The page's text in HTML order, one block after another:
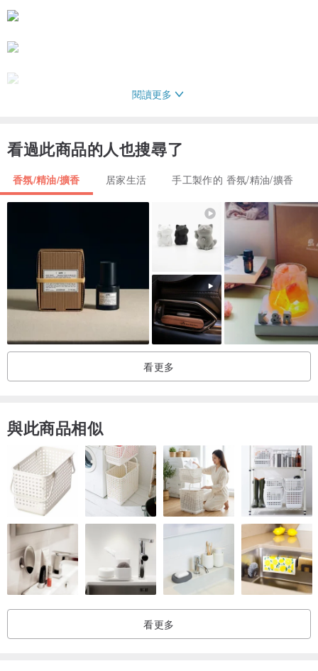
＿＿＿＿＿＿＿＿＿＿＿＿＿＿＿＿＿＿＿＿＿＿＿＿＿＿＿＿＿＿
Pavaruni帕華洛尼網路授權經銷商
Pavaruni品牌故事｜Brand story
『Pavaruni美國帕華洛尼』(America Pavaruni International Trade
Global Group Co Limited)為2018年在歐美創立的時尚設計品牌，並
有國際商標註冊保護，通過電商平台銷售至美國、英國、德國、義大
利、法國、西班牙、日本…等國家，全世界皆有『Pavaruni』的品牌
愛用者，至今累計銷出超過一萬件禮品，深獲全世界客戶的喜愛與肯
我們致力於平價且高質感的產品，香氛蠟燭、精油皆有通過國際SGS
檢驗標準，『Pavaruni』為時尚設計電商品牌，將所有實體店面的開
格享受到名牌的品質。
『Pavaruni』取之於地球、回饋於地球，天然大豆蠟燭、植物精油、
以及所有產品都來自於地球的資源，每個月都會將部份收益，捐給友
善地球環境的組織，如：環境保護、森林海洋保護、動物保護、素食
推廣團體等，讓客戶購物所花的錢也更具意義。
您的香氛禮品第一選擇——『Pavaruni』
＿＿＿＿＿＿＿＿＿＿＿＿＿＿＿＿＿＿＿＿＿＿＿＿＿＿＿＿＿＿
🌿植物香薰精油使用方式｜Use of plant essential oils
閱讀更多
看過此商品的人也搜尋了
香氛/精油/擴香 居家生活 手工製作的 香氛/精油/擴香
看更多
與此商品相似
看更多